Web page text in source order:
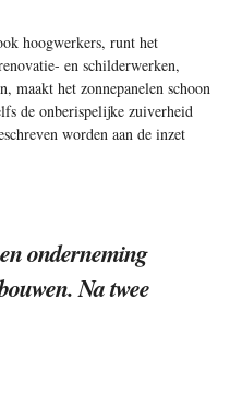
hoogwerkers, runt het
en schilderwerken,
maakt het zonnepanelen schoon
de onberispelijke zuiverheid
worden aan de inzet
onderneming
Na twee